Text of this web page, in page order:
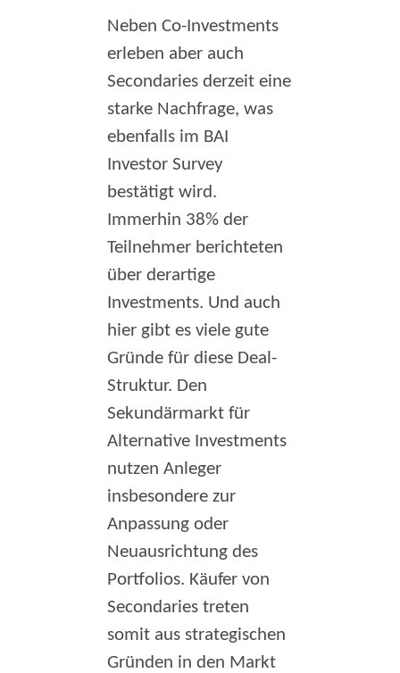
Neben Co-Investments
erleben aber auch
Secondaries derzeit eine
starke Nachfrage, was
ebenfalls im BAI
Investor Survey
bestätigt wird.
Immerhin 38% der
Teilnehmer berichteten
über derartige
Investments. Und auch
hier gibt es viele gute
Gründe für diese Deal-
Struktur. Den
Sekundärmarkt für
Alternative Investments
nutzen Anleger
insbesondere zur
Anpassung oder
Neuausrichtung des
Portfolios. Käufer von
Secondaries treten
somit aus strategischen
Gründen in den Markt